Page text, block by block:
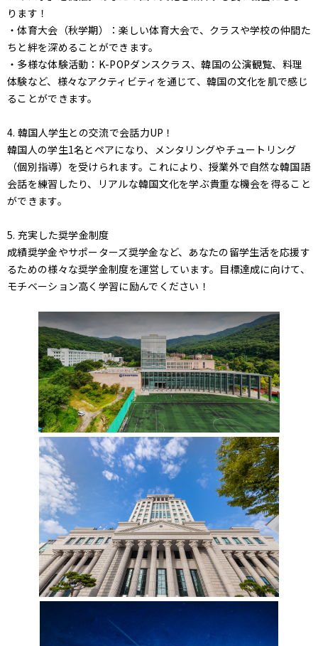
ります！
・体育大会（秋学期）：楽しい体育大会で、クラスや学校の仲間た
ちと絆を深めることができます。
・多様な体験活動：K-POPダンスクラス、韓国の公演観覧、料理
体験など、様々なアクティビティを通じて、韓国の文化を肌で感じ
ることができます。
4. 韓国人学生との交流で会話力UP！
韓国人の学生1名とペアになり、メンタリングやチュートリング
（個別指導）を受けられます。これにより、授業外で自然な韓国語
会話を練習したり、リアルな韓国文化を学ぶ貴重な機会を得ること
ができます。
5. 充実した奨学金制度
成績奨学金やサポーターズ奨学金など、あなたの留学生活を応援す
るための様々な奨学金制度を運営しています。目標達成に向けて、
モチベーション高く学習に励んでください！